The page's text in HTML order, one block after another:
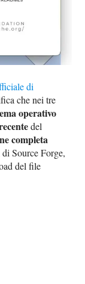
di
che nei tre
operativo
del
completa
Source Forge,
del file